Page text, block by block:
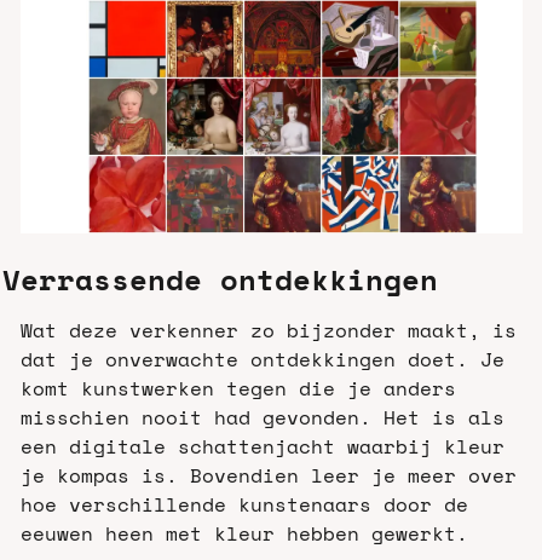
Verrassende ontdekkingen
Wat deze verkenner zo bijzonder maakt, is
dat je onverwachte ontdekkingen doet. Je
komt kunstwerken tegen die je anders
misschien nooit had gevonden. Het is als
een digitale schattenjacht waarbij kleur
je kompas is. Bovendien leer je meer over
hoe verschillende kunstenaars door de
eeuwen heen met kleur hebben gewerkt.